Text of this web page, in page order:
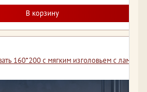
В корзину
160*200 с мягким изголовьем с